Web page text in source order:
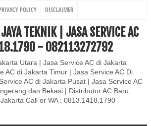
POLICY DISCLAIMER
TEKNIK | JASA SERVICE AC
- 082113272792
Utara | Jasa Service AC di Jakarta
AC di Jakarta Timur | Jasa Service AC Di
AC di Jakarta Pusat | Jasa Service AC
dan Bekasi | Distributor AC Baru,
Call or WA : 0813.1418.1790 -